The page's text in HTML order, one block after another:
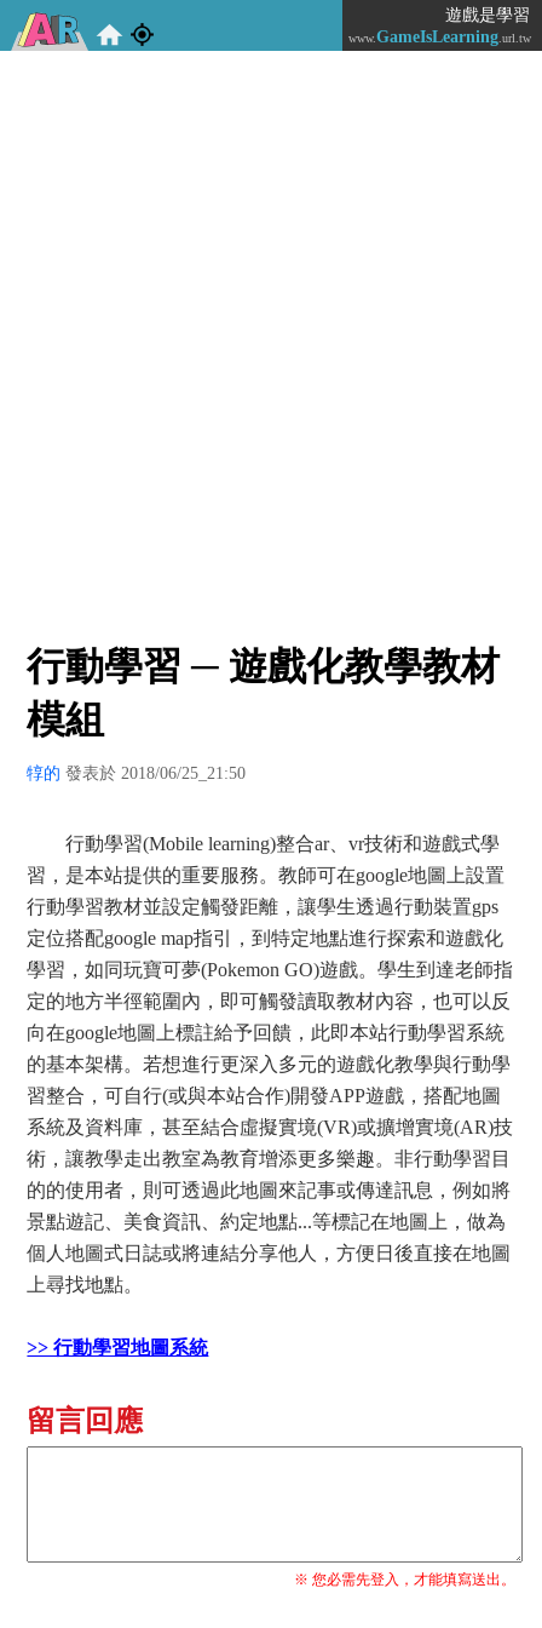
遊戲是學習
www.GameIsLearning .url.tw
行動學習 ─ 遊戲化教學教材
模組
犉的發表於 2018/06/25_21:50
行動學習(Mobile learning)整合ar、vr技術和遊戲式學
習，是本站提供的重要服務。教師可在google地圖上設置
行動學習教材並設定觸發距離，讓學生透過行動裝置gps
定位搭配google map指引，到特定地點進行探索和遊戲化
學習，如同玩寶可夢(Pokemon GO)遊戲。學生到達老師指
定的地方半徑範圍內，即可觸發讀取教材內容，也可以反
向在google地圖上標註給予回饋，此即本站行動學習系統
的基本架構。若想進行更深入多元的遊戲化教學與行動學
習整合，可自行(或與本站合作)開發APP遊戲，搭配地圖
系統及資料庫，甚至結合虛擬實境(VR)或擴增實境(AR)技
術，讓教學走出教室為教育增添更多樂趣。非行動學習目
的的使用者，則可透過此地圖來記事或傳達訊息，例如將
景點遊記、美食資訊、約定地點...等標記在地圖上，做為
個人地圖式日誌或將連結分享他人，方便日後直接在地圖
上尋找地點。
>> 行動學習地圖系統
留言回應
※ 您必需先登入，才能填寫送出。